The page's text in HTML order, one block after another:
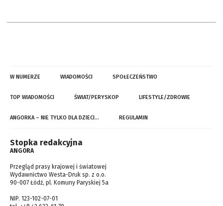
W NUMERZE WIADOMOŚCI SPOŁECZEŃSTWO
TOP WIADOMOŚCI ŚWIAT/PERYSKOP LIFESTYLE/ZDROWIE
ANGORKA – NIE TYLKO DLA DZIECI… REGULAMIN
Stopka redakcyjna
ANGORA
Przegląd prasy krajowej i światowej
Wydawnictwo Westa-Druk sp. z o.o.
90-007 Łódź, pl. Komuny Paryskiej 5a
NIP. 123-102-07-01